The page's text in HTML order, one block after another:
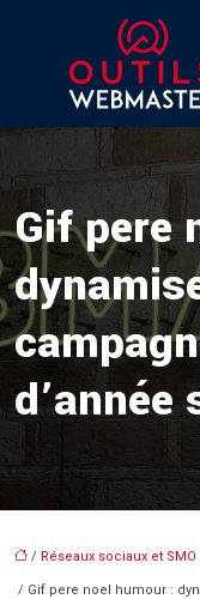
Gif pere
d’année
/ Réseaux sociaux et SMO
/ Gif pere noel humour :